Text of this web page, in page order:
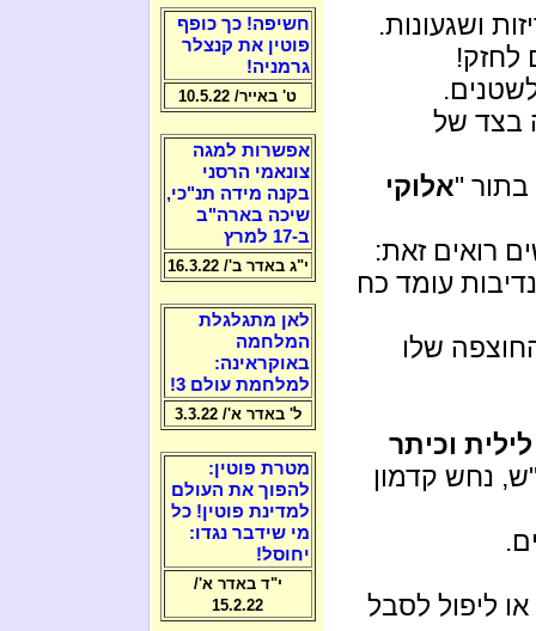
ושגעונות.
לחזק!
בצד של
"אלוקי
רואים זאת:
עומד כח
שלו
וכיתר
נחש קדמון
ליפול לסבל
חשיפה! כך כופף
פוטין את קנצלר
גרמניה!
ט' באייר/ 10.5.22
אפשרות למגה
צונאמי הרסני
בקנה מידה תנ"כי,
שיכה בארה"ב
ב-17 למרץ
י"ג באדר ב'/ 16.3.22
לאן מתגלגלת
המלחמה
באוקראינה:
למלחמת עולם 3!
ל' באדר א'/ 3.3.22
מטרת פוטין:
להפוך את העולם
למדינת פוטין! כל
מי שידבר נגדו:
יחוסל!
י"ד באדר א'/
15.2.22